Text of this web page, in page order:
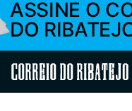
ASSINE O
DO
Correio do Ribatejo